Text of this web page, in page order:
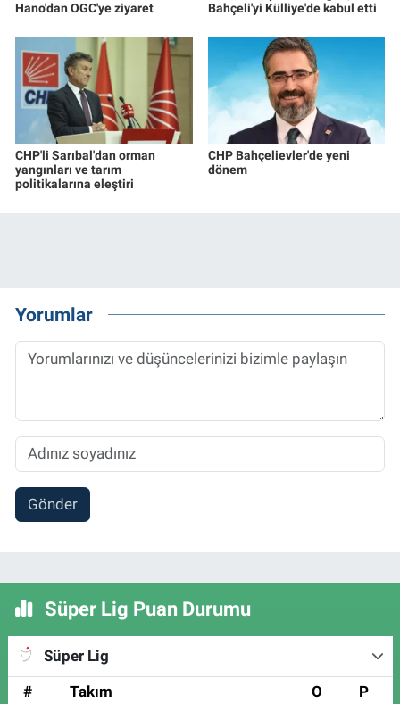
Hano'dan OGC'ye ziyaret
Bahçeli'yi Külliye'de kabul etti
CHP'li Sarıbal'dan orman
yangınları ve tarım
politikalarına eleştiri
CHP Bahçelievler'de yeni
dönem
Yorumlar
Gönder
Süper Lig Puan Durumu
Süper Lig
#
Takım O P